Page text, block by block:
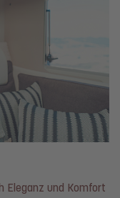
Eleganz und Komfort